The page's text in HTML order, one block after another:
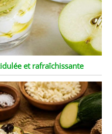
et rafraîchissante